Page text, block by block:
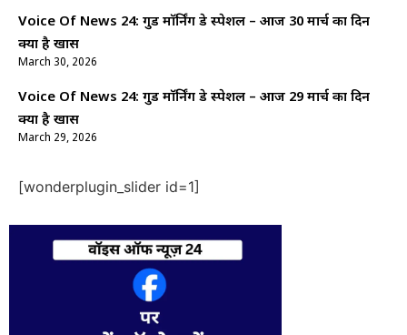
Voice Of News 24: गुड माॅर्निंग डे स्पेशल – आज 30 मार्च का दिन
क्यों है खास
March 30, 2026
Voice Of News 24: गुड माॅर्निंग डे स्पेशल – आज 29 मार्च का दिन
क्यों है खास
March 29, 2026
[wonderplugin_slider id=1]